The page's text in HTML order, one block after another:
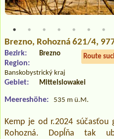
Brezno, Rohozná 621/4,
Route
Bezirk: Brezno
Region:
Banskobystrický kraj
Gebiet: Mittelslowakei
Meereshöhe: 535 m ü.M.
Kemp je od r.2024 súčasťou
Rohozná. Dopĺňa tak